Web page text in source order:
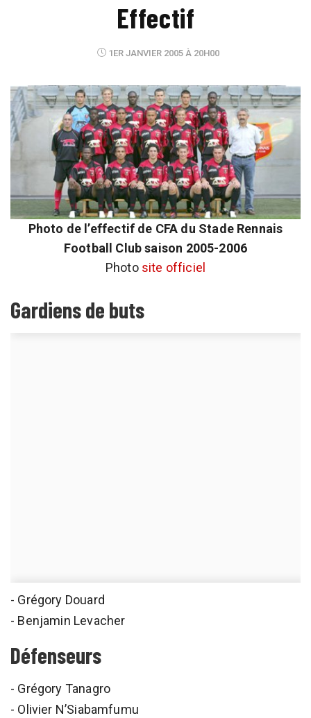
Effectif
1ER JANVIER 2005 À 20H00
Photo de l’effectif de CFA du Stade Rennais
Football Club saison 2005-2006
Photo site officiel
Gardiens de buts
- Grégory Douard
- Benjamin Levacher
Défenseurs
- Grégory Tanagro
- Olivier N’Siabamfumu